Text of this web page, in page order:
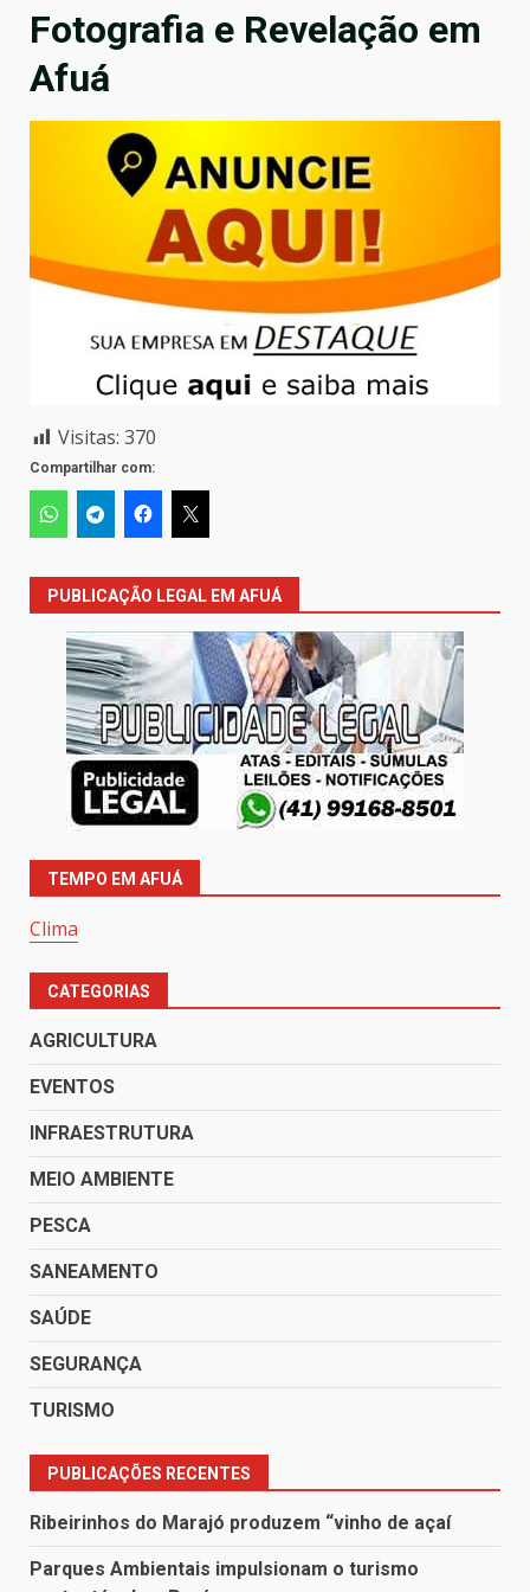
Fotografia e Revelação em
Afuá
Visitas: 370
Compartilhar com:
PUBLICAÇÃO LEGAL EM AFUÁ
TEMPO EM AFUÁ
Clima
CATEGORIAS
AGRICULTURA
EVENTOS
INFRAESTRUTURA
MEIO AMBIENTE
PESCA
SANEAMENTO
SAÚDE
SEGURANÇA
TURISMO
PUBLICAÇÕES RECENTES
Ribeirinhos do Marajó produzem “vinho de açaí
Parques Ambientais impulsionam o turismo